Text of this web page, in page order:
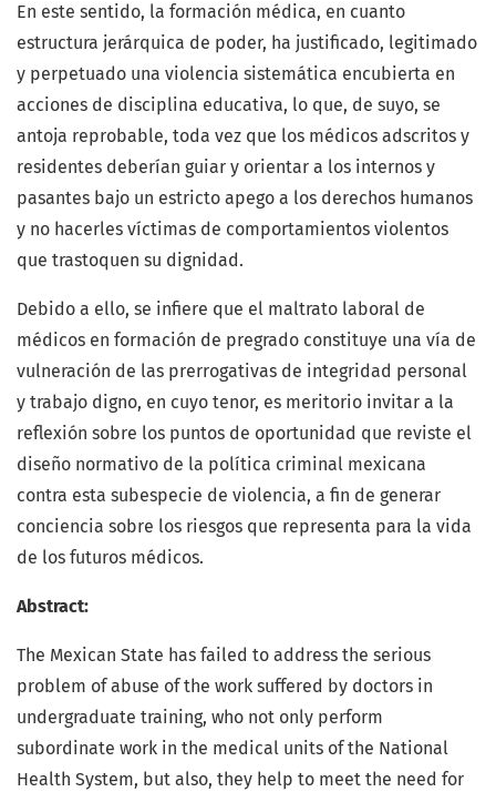
En este sentido, la formación médica, en cuanto
estructura jerárquica de poder, ha justificado, legitimado
y perpetuado una violencia sistemática encubierta en
acciones de disciplina educativa, lo que, de suyo, se
antoja reprobable, toda vez que los médicos adscritos y
residentes deberían guiar y orientar a los internos y
pasantes bajo un estricto apego a los derechos humanos
y no hacerles víctimas de comportamientos violentos
que trastoquen su dignidad.
Debido a ello, se infiere que el maltrato laboral de
médicos en formación de pregrado constituye una vía de
vulneración de las prerrogativas de integridad personal
y trabajo digno, en cuyo tenor, es meritorio invitar a la
reflexión sobre los puntos de oportunidad que reviste el
diseño normativo de la política criminal mexicana
contra esta subespecie de violencia, a fin de generar
conciencia sobre los riesgos que representa para la vida
de los futuros médicos.
Abstract:
The Mexican State has failed to address the serious
problem of abuse of the work suffered by doctors in
undergraduate training, who not only perform
subordinate work in the medical units of the National
Health System, but also, they help to meet the need for